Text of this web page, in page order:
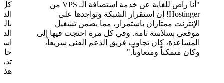
"أنا راض للغاية عن خدمة استضافة الـ VPS من
Hostinger! إن استقرار الشبكة وتواجدها على
الإنترنت ممتازان باستمرار، مما يضمن تشغيل
موقعي بسلاسة تامة. وفي كل مرة احتجت فيها إلى
المساعدة، كان تجاوب فريق الدعم الفني سريعاً،
وكان متمكناً ومتعاوناً."
هذا